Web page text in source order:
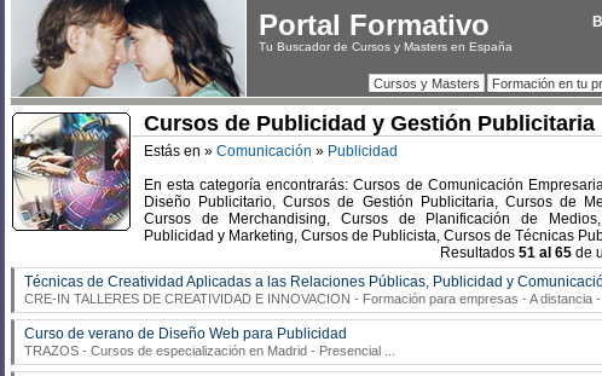
Portal Formativo
Tu Buscador de Cursos y Masters en España
Cursos y Masters Formación en tu
Cursos de Publicidad y Gestión Publicitaria
Estás en » Comunicación » Publicidad
En esta categoría encontrarás: Cursos de Comunicación
Diseño Publicitario, Cursos de Gestión Publicitaria, Cursos de
Cursos de Merchandising, Cursos de Planificación de
Publicidad y Marketing, Cursos de Publicista, Cursos de Técnicas
Resultados 51 al 65 de
Técnicas de Creatividad Aplicadas a las Relaciones Públicas, Publicidad y
CRE-IN TALLERES DE CREATIVIDAD E INNOVACION - Formación para empresas - A distancia
Curso de verano de Diseño Web para Publicidad
TRAZOS - Cursos de especialización en Madrid - Presencial